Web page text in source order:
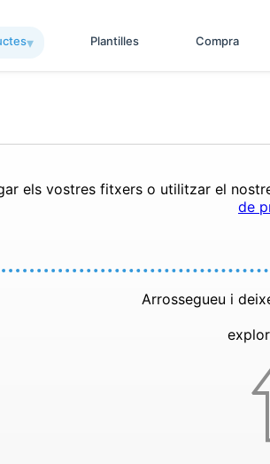
▾︎ Plantilles Compra
els vostres fitxers o utilitzar el
de
Arrossegueu i